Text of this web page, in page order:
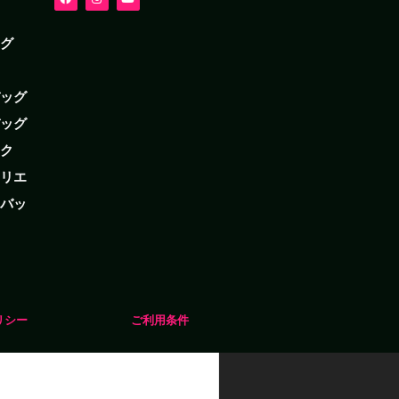
グ
グ
エ
ッ
シー ご利用条件